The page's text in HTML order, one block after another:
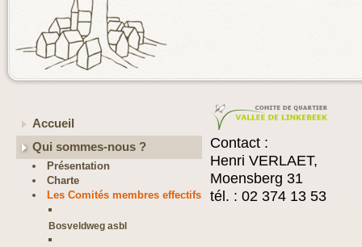
Accueil
Qui sommes-nous ?
Présentation
Charte
Les Comités membres effectifs
Bosveldweg asbl
Contact :
Henri VERLAET,
Moensberg 31
tél. : 02 374 13 53